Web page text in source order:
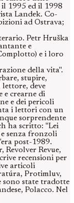
il 1995 ed il 1998
Landek. Co-
ad Ostrava;
Petr Hruška
e
e i loro
della vita".
stupire,
lettore, deve
e crearne di
e dei pericoli
i lettori con un
sorprendente
ha scritto: "Lei
e senza fronzoli
post-1989.
Revolver Revue,
recensioni per
articoli
Protimluv,
sono state tradotte
Polacco. Nel